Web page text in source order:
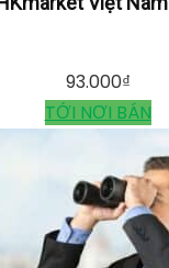
93.000₫
TỚI NƠI BÁN